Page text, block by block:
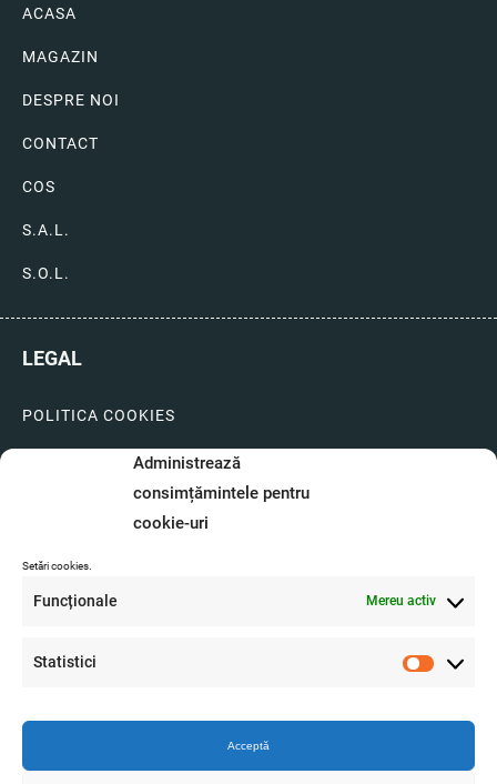
Administrează
consimțămintele pentru
cookie-uri
Setări cookies.
Funcționale Mereu activ
Statistici Statistici
Acceptă
ACASA
MAGAZIN
DESPRE NOI
CONTACT
COS
S.A.L.
S.O.L.
LEGAL
POLITICA COOKIES
LIVRARI SI PLATI
GARANTIE SI SERVICE
O.D.R.